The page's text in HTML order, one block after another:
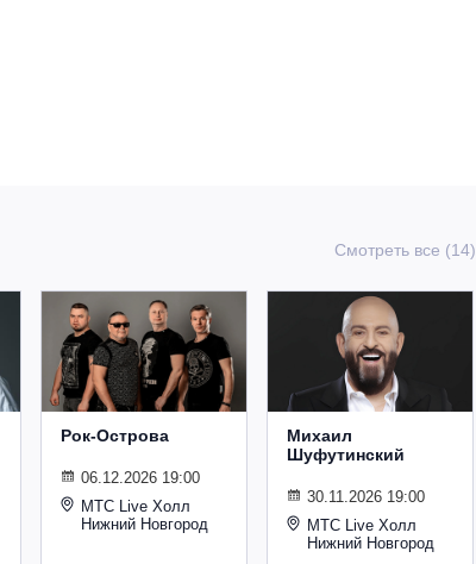
Смотреть все (14)
Рок-Острова
06.12.2026 19:00
МТС Live Холл
Нижний Новгород
Михаил
Шуфутинский
30.11.2026 19:00
МТС Live Холл
Нижний Новгород